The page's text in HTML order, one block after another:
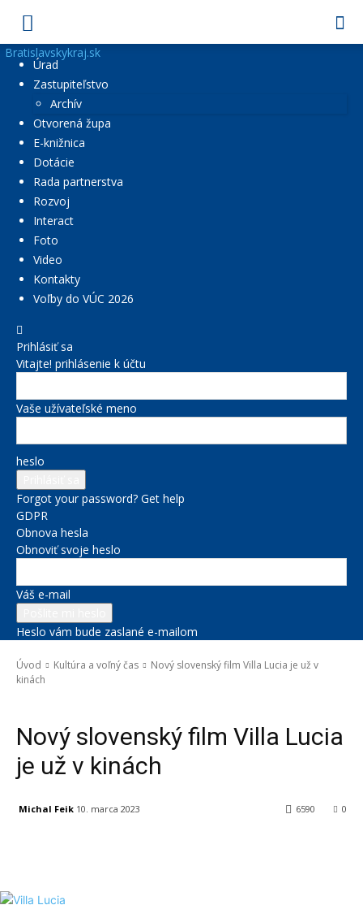
Bratislavskykraj.sk
Úrad
Zastupiteľstvo
Archív
Otvorená župa
E-knižnica
Dotácie
Rada partnerstva
Rozvoj
Interact
Foto
Video
Kontakty
Voľby do VÚC 2026
Prihlásiť sa
Vitajte! prihlásenie k účtu
Vaše užívateľské meno
heslo
Forgot your password? Get help
GDPR
Obnova hesla
Obnoviť svoje heslo
Váš e-mail
Heslo vám bude zaslané e-mailom
Úvod Kultúra a voľný čas
Nový slovenský film Villa Lucia je už v
kinách
Nový slovenský film Villa Lucia
je už v kinách
Michal Feik 10. marca 2023 0
6590